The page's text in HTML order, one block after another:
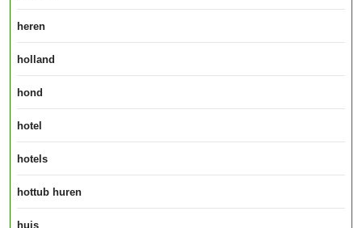
heren
holland
hond
hotel
hotels
hottub huren
huis